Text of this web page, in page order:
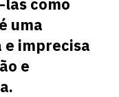
uma
e imprecisa
e